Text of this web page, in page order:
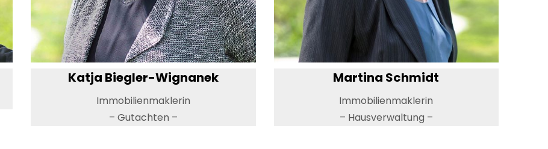
Katja Biegler-Wignanek
Immobilienmaklerin
– Gutachten –
Martina Schmidt
Immobilienmaklerin
– Hausverwaltung –